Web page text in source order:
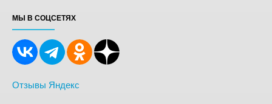
МЫ В СОЦСЕТЯХ
Отзывы Яндекс